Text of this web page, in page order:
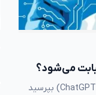
می‌شود؟
اگر از هوش مصنوعی‌های پرطرفدار فعلی (مثلا ChatGPT) بپرسید